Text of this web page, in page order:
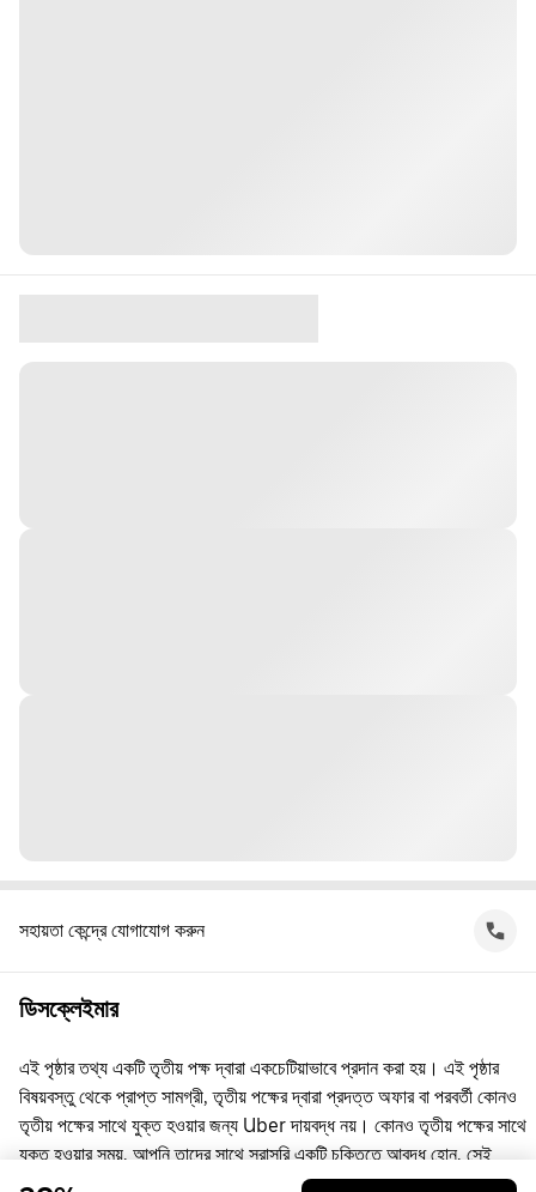
সহায়তা কেন্দ্রে যোগাযোগ করুন
ডিসক্লেইমার
এই পৃষ্ঠার তথ্য একটি তৃতীয় পক্ষ দ্বারা একচেটিয়াভাবে প্রদান করা হয়। এই পৃষ্ঠার
বিষয়বস্তু থেকে প্রাপ্ত সামগ্রী, তৃতীয় পক্ষের দ্বারা প্রদত্ত অফার বা পরবর্তী কোনও
তৃতীয় পক্ষের সাথে যুক্ত হওয়ার জন্য Uber দায়বদ্ধ নয়। কোনও তৃতীয় পক্ষের সাথে
যুক্ত হওয়ার সময়, আপনি তাদের সাথে সরাসরি একটি চুক্তিতে আবদ্ধ হোন, সেই
চুক্তিতে Uber কোনো পক্ষ নয়। প্রশ্নের জন্য, অনুগ্রহ করে সরাসরি তৃতীয় পক্ষের